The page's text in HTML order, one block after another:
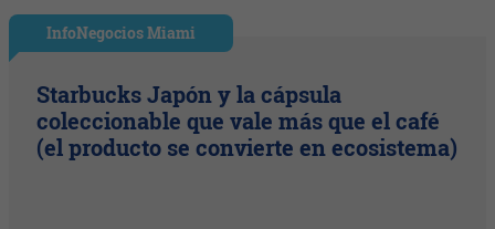
InfoNegocios Miami
Starbucks Japón y la cápsula
coleccionable que vale más que el café
(el producto se convierte en ecosistema)